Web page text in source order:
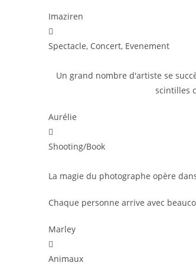
Imaziren
Spectacle, Concert, Evenement
Un grand nombre d'artiste se
scintilles
Aurélie
Shooting/Book
La magie du photographe opère
Chaque personne arrive avec
Marley
Animaux